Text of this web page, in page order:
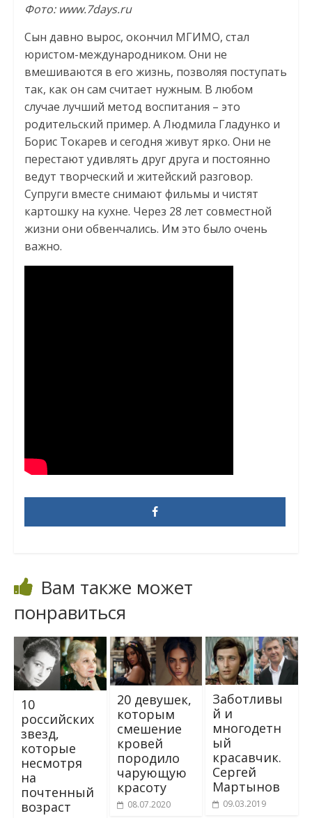
Фото: www.7days.ru
Сын давно вырос, окончил МГИМО, стал
юристом-международником. Они не
вмешиваются в его жизнь, позволяя поступать
так, как он сам считает нужным. В любом
случае лучший метод воспитания – это
родительский пример. А Людмила Гладунко и
Борис Токарев и сегодня живут ярко. Они не
перестают удивлять друг друга и постоянно
ведут творческий и житейский разговор.
Супруги вместе снимают фильмы и чистят
картошку на кухне. Через 28 лет совместной
жизни они обвенчались. Им это было очень
важно.
Вам также может
понравиться
10
российских
звезд,
которые
несмотря
на
почтенный
возраст
20 девушек,
которым
смешение
кровей
породило
чарующую
красоту
08.07.2020
Заботливы
й и
многодетн
ый
красавчик.
Сергей
Мартынов
09.03.2019